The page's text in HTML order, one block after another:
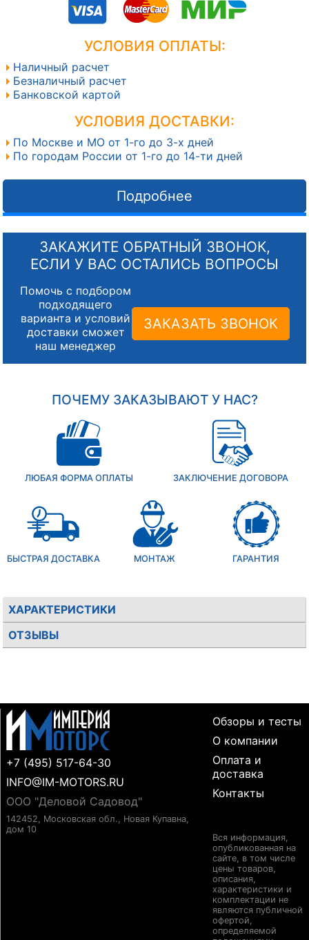
УСЛОВИЯ ОПЛАТЫ:
Наличный расчет
Безналичный расчет
Банковской картой
УСЛОВИЯ ДОСТАВКИ:
По Москве и МО от 1-го до 3-х дней
По городам России от 1-го до 14-ти дней
Подробнее
ЗАКАЖИТЕ ОБРАТНЫЙ ЗВОНОК,
ЕСЛИ У ВАС ОСТАЛИСЬ ВОПРОСЫ
Помочь с подбором
подходящего
варианта и условий
доставки сможет
наш менеджер
ЗАКАЗАТЬ ЗВОНОК
ПОЧЕМУ ЗАКАЗЫВАЮТ У НАС?
ЛЮБАЯ ФОРМА ОПЛАТЫ ЗАКЛЮЧЕНИЕ ДОГОВОРА
БЫСТРАЯ ДОСТАВКА МОНТАЖ ГАРАНТИЯ
ХАРАКТЕРИСТИКИ
ОТЗЫВЫ
+7 (495) 517-64-30
INFO@IM-MOTORS.RU
ООО "Деловой Садовод"
142452, Московская обл., Новая Купавна,
дом 10
Обзоры и тесты
О компании
Оплата и
доставка
Контакты
Вся информация,
опубликованная на
сайте, в том числе
цены товаров,
описания,
характеристики и
комплектации не
являются публичной
офертой,
определяемой